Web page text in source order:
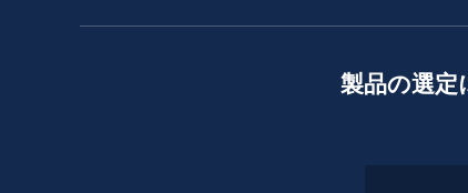
製品の選定